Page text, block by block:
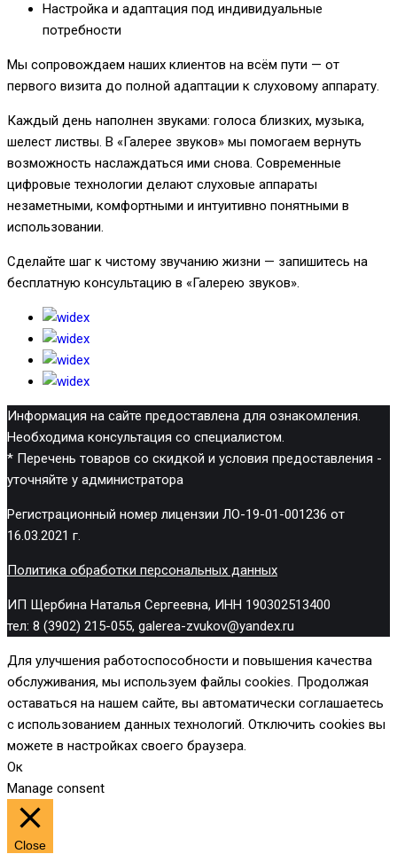
Настройка и адаптация под индивидуальные
потребности
Мы сопровождаем наших клиентов на всём пути — от
первого визита до полной адаптации к слуховому аппарату.
Каждый день наполнен звуками: голоса близких, музыка,
шелест листвы. В «Галерее звуков» мы помогаем вернуть
возможность наслаждаться ими снова. Современные
цифровые технологии делают слуховые аппараты
незаметными, комфортными и интуитивно понятными в
использовании.
Сделайте шаг к чистому звучанию жизни — запишитесь на
бесплатную консультацию в «Галерею звуков».
Информация на сайте предоставлена для ознакомления.
Необходима консультация со специалистом.
* Перечень товаров со скидкой и условия предоставления -
уточняйте у администратора
Регистрационный номер лицензии ЛО-19-01-001236 от
16.03.2021 г.
Политика обработки персональных данных
ИП Щербина Наталья Сергеевна, ИНН 190302513400
тел: 8 (3902) 215-055, galerea-zvukov@yandex.ru
Для улучшения работоспособности и повышения качества
обслуживания, мы используем файлы cookies. Продолжая
оставаться на нашем сайте, вы автоматически соглашаетесь
с использованием данных технологий. Отключить cookies вы
можете в настройках своего браузера.
Ок
Manage consent
Close